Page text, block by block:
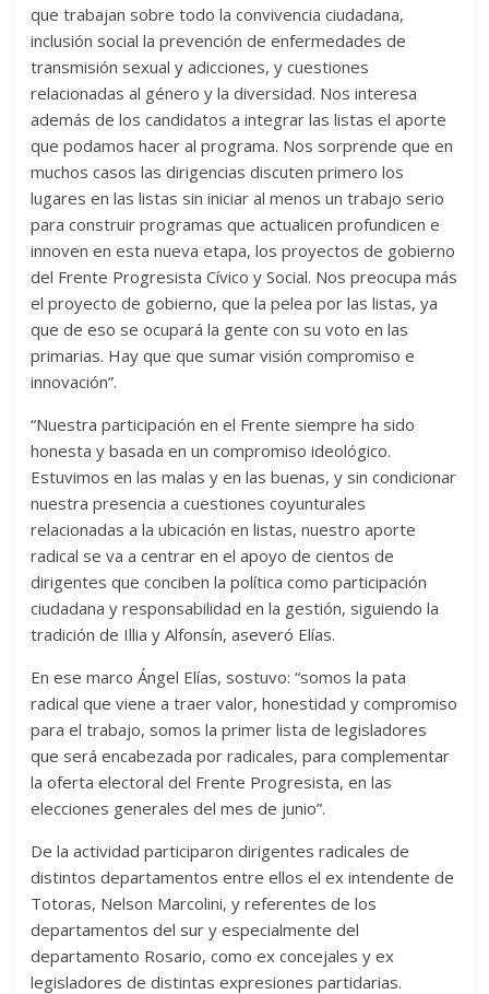
que trabajan sobre todo la convivencia ciudadana,
inclusión social la prevención de enfermedades de
transmisión sexual y adicciones, y cuestiones
relacionadas al género y la diversidad. Nos interesa
además de los candidatos a integrar las listas el aporte
que podamos hacer al programa. Nos sorprende que en
muchos casos las dirigencias discuten primero los
lugares en las listas sin iniciar al menos un trabajo serio
para construir programas que actualicen profundicen e
innoven en esta nueva etapa, los proyectos de gobierno
del Frente Progresista Cívico y Social. Nos preocupa más
el proyecto de gobierno, que la pelea por las listas, ya
que de eso se ocupará la gente con su voto en las
primarias. Hay que que sumar visión compromiso e
innovación”.
“Nuestra participación en el Frente siempre ha sido
honesta y basada en un compromiso ideológico.
Estuvimos en las malas y en las buenas, y sin condicionar
nuestra presencia a cuestiones coyunturales
relacionadas a la ubicación en listas, nuestro aporte
radical se va a centrar en el apoyo de cientos de
dirigentes que conciben la política como participación
ciudadana y responsabilidad en la gestión, siguiendo la
tradición de Illia y Alfonsín, aseveró Elías.
En ese marco Ángel Elías, sostuvo: “somos la pata
radical que viene a traer valor, honestidad y compromiso
para el trabajo, somos la primer lista de legisladores
que será encabezada por radicales, para complementar
la oferta electoral del Frente Progresista, en las
elecciones generales del mes de junio”.
De la actividad participaron dirigentes radicales de
distintos departamentos entre ellos el ex intendente de
Totoras, Nelson Marcolini, y referentes de los
departamentos del sur y especialmente del
departamento Rosario, como ex concejales y ex
legisladores de distintas expresiones partidarias.